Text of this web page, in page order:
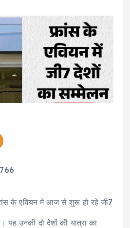
के एवियन में आज से शुरू हो रहे जी7
यह उनकी दो देशों की यात्रा का